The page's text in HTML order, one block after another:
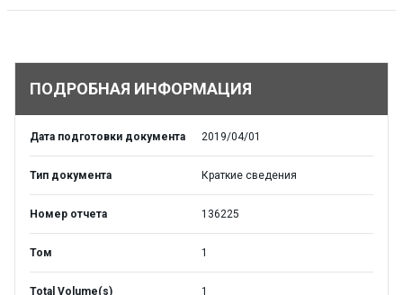
ПОДРОБНАЯ ИНФОРМАЦИЯ
Дата подготовки документа 2019/04/01
Тип документа Краткие сведения
Номер отчета 136225
Том 1
Total Volume(s) 1